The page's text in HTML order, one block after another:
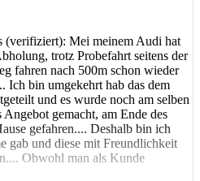
(verifiziert): Mei meinem Audi hat
trotz Probefahrt seitens der
fahren nach 500m schon wieder
Ich bin umgekehrt hab das dem
und es wurde noch am selben
gemacht, am Ende des
gefahren.... Deshalb bin ich
gab und diese mit Freundlichkeit
Obwohl man als Kunde